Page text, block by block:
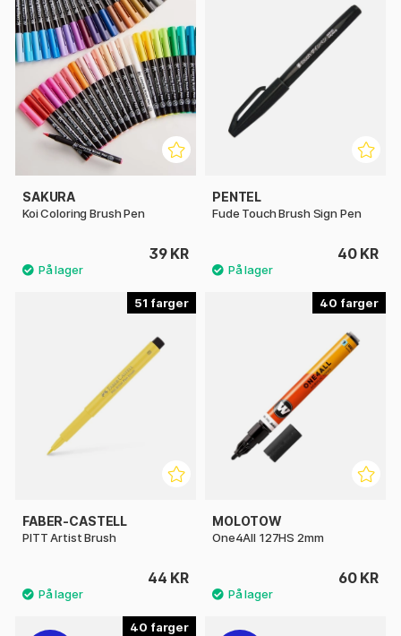
SAKURA
Koi Coloring Brush Pen
39 KR
PENTEL
Fude Touch Brush Sign Pen
40 KR
51
FABER-CASTELL
PITT Artist Brush
44 KR
40
MOLOTOW
One4All 127HS 2mm
60 KR
40